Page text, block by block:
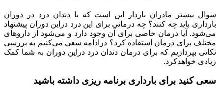
سوال بیشتر مادران باردار این است که با دندان درد در دوران
بارداری باید چه کنند؟ چه درمانی برای این درد دراین دوران پیشنهاد
می‌شود. آیا درمان خاصی برای آن وجود دارد و می‌شود از داروهای
مختلف برای درمان استفاده کرد؟ درادامه سعی می‌کنیم به بررسی
نکاتی بپردازیم که برای درمان دندان درد دراین دوران به شما کمک
زیادی خواهدکرد.
سعی کنید برای بارداری برنامه ریزی داشته باشید